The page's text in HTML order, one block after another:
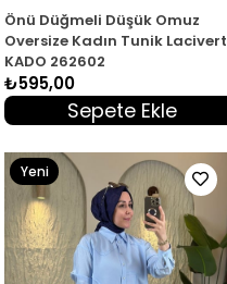
Önü Düğmeli Düşük Omuz
Oversize Kadın Tunik Lacivert
KADO 262602
₺595,00
Sepete Ekle
Yeni
Ürün